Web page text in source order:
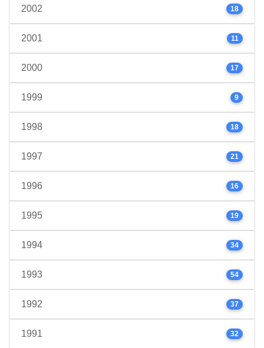
2002 18
2001 11
2000 17
1999 9
1998 18
1997 21
1996 16
1995 19
1994 34
1993 54
1992 37
1991 32